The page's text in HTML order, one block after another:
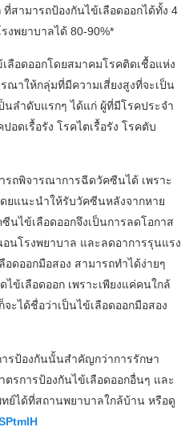
ที่สามารถป้องกันไข้เลือดออกได้ทั้ง 4
พยาบาลได้ 80-90%*
ลือดออกโดยสมาคมโรคติดเชื้อแห่ง
ณาให้กลุ่มที่มีความเสี่ยงสูงที่จะเป็น
นลำดับแรกๆ ได้แก่ ผู้ที่มีโรคประจำ
อดเรื้อรัง โรคไตเรื้อรัง โรคตับ
รถพิจารณาการฉีดวัคซีนได้ เพราะ
ยแนะนำให้รับวัคซีนหลังจากหาย
นไข้เลือดออกจึงเป็นการลดโอกาส
นโรงพยาบาล และลดอาการรุนแรง
ดออกมือสอง สามารถทำได้ง่ายๆ
ข้เลือดออก เพราะเพียงแค่คนใกล้
ะได้ชื่อว่าเป็นไข้เลือดออกมือสอง
รป้องกันนั้นสำคัญกว่าการรักษา
รการป้องกันไข้เลือดออกอื่นๆ และ
ย์ได้ที่สถานพยาบาลใกล้บ้าน หรือดู